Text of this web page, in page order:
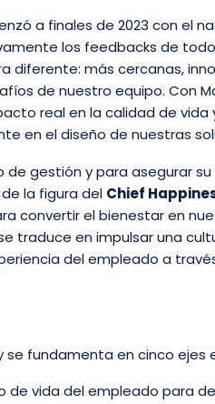
a finales de 2023 con el
los feedbacks de
diferente: más cercanas,
de nuestro equipo. Con
real en la calidad de
en el diseño de nuestras
gestión y para asegurar
la figura del Chief
convertir el bienestar en
traduce en impulsar una
del empleado a
se fundamenta en cinco ejes
de vida del empleado para